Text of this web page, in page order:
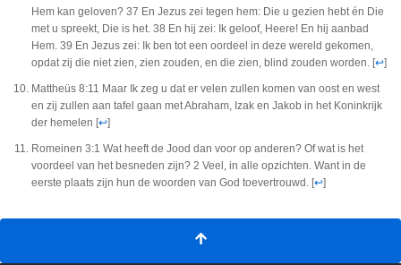
Hem kan geloven? 37 En Jezus zei tegen hem: Die u gezien hebt én Die
met u spreekt, Die is het. 38 En hij zei: Ik geloof, Heere! En hij aanbad
Hem. 39 En Jezus zei: Ik ben tot een oordeel in deze wereld gekomen,
opdat zij die niet zien, zien zouden, en die zien, blind zouden worden. [↩]
Mattheüs 8:11 Maar Ik zeg u dat er velen zullen komen van oost en west
en zij zullen aan tafel gaan met Abraham, Izak en Jakob in het Koninkrijk
der hemelen [↩]
Romeinen 3:1 Wat heeft de Jood dan voor op anderen? Of wat is het
voordeel van het besneden zijn? 2 Veel, in alle opzichten. Want in de
eerste plaats zijn hun de woorden van God toevertrouwd. [↩]